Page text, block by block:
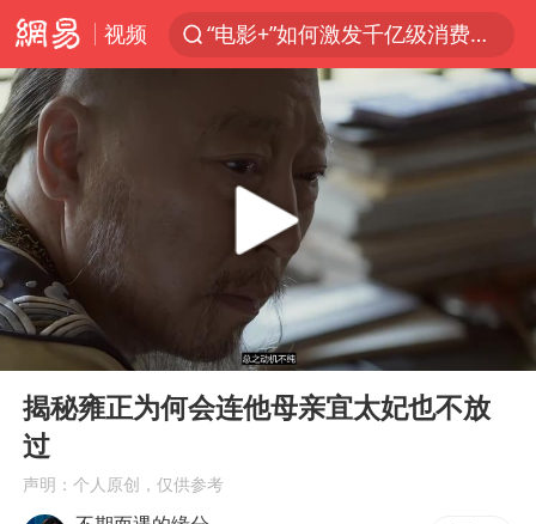
视频
“电影+”如何激发千亿级消费新活力？
日本试射“战斧”导弹，国防部回应
台风白海豚中心风力增强
向鹏0-3不敌张本智和
超颖电子拟投资20.86亿建设新项目
“新疆阿勒泰八月能滑雪”不实
刘国正说向鹏打得很窝囊
陈幸同晋级WTT横滨冠军赛8强
Play
00:00 04:02
揭秘雍正为何会连他母亲宜太妃也不放
过
声明：个人原创，仅供参考